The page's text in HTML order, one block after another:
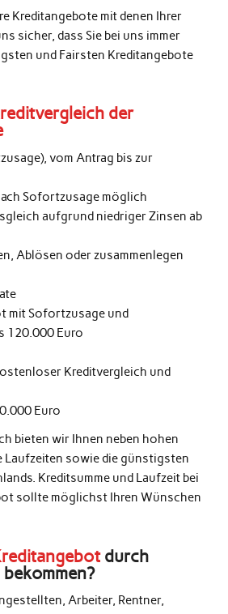
Kreditangebote mit denen Ihrer
sicher, dass Sie bei uns immer
und Fairsten Kreditangebote
der
vom Antrag bis zur
Sofortzusage möglich
aufgrund niedriger Zinsen ab
Ablösen oder zusammenlegen
mit Sofortzusage und
120.000 Euro
Kreditvergleich und
Euro
bieten wir Ihnen neben hohen
Laufzeiten sowie die günstigsten
Kreditsumme und Laufzeit bei
sollte möglichst Ihren Wünschen
durch
bekommen?
Arbeiter, Rentner,